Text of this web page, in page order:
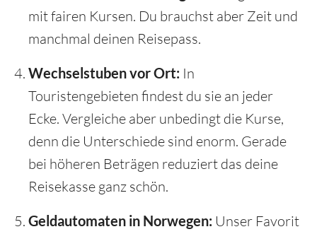
mit fairen Kursen. Du brauchst aber Zeit und
manchmal deinen Reisepass.
Wechselstuben vor Ort: In
Touristengebieten findest du sie an jeder
Ecke. Vergleiche aber unbedingt die Kurse,
denn die Unterschiede sind enorm. Gerade
bei höheren Beträgen reduziert das deine
Reisekasse ganz schön.
Geldautomaten in Norwegen: Unser Favorit